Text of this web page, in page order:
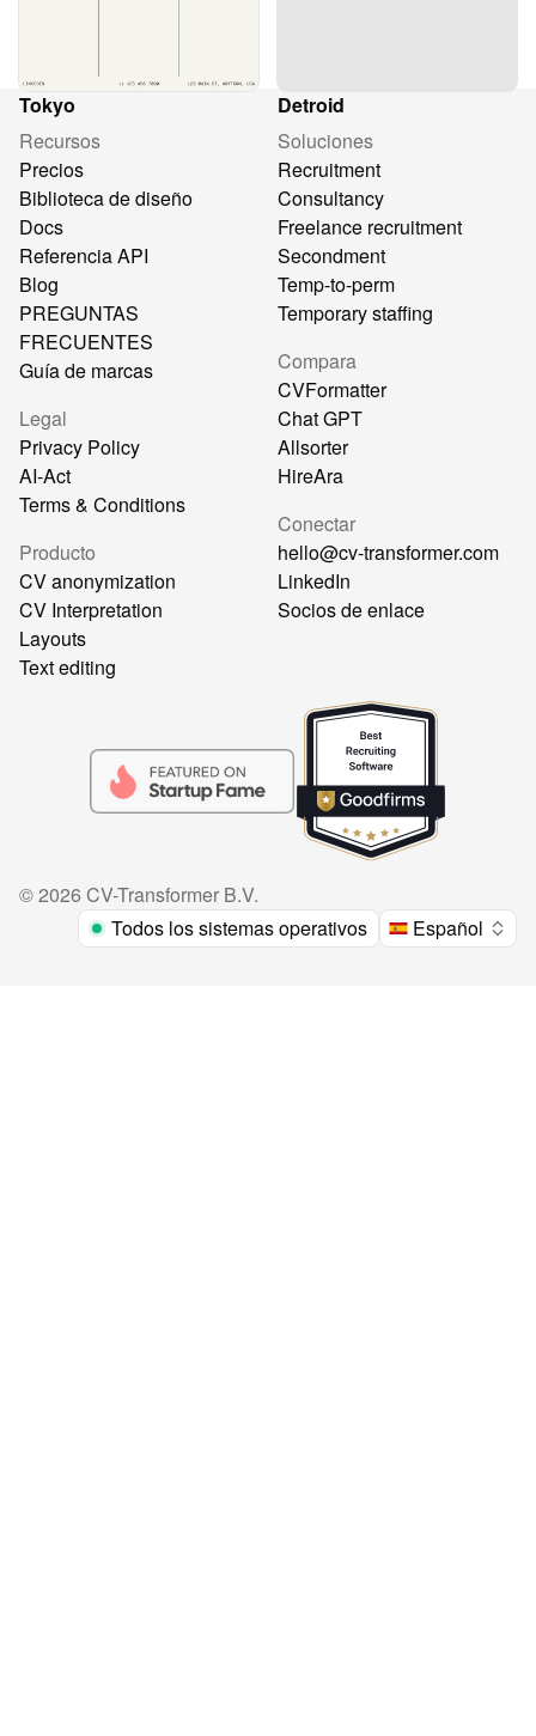
Tokyo
Detroid
Recursos
Precios
Biblioteca de diseño
Docs
Referencia API
Blog
PREGUNTAS
FRECUENTES
Guía de marcas
Legal
Privacy Policy
AI-Act
Terms & Conditions
Producto
CV anonymization
CV Interpretation
Layouts
Text editing
Soluciones
Recruitment
Consultancy
Freelance recruitment
Secondment
Temp-to-perm
Temporary staffing
Compara
CVFormatter
Chat GPT
Allsorter
HireAra
Conectar
hello@cv-transformer.com
LinkedIn
Socios de enlace
©2026 CV-Transformer B.V.
Todos los sistemas operativos
Español